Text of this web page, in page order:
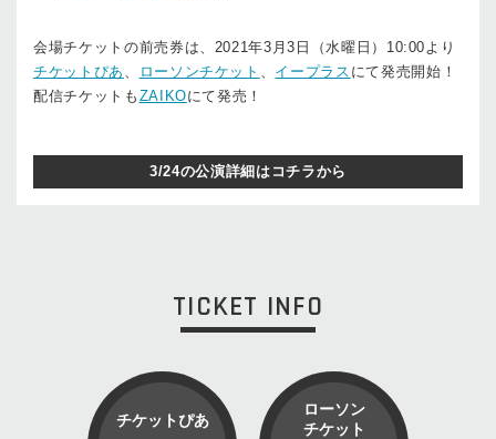
会場チケットの前売券は、2021年3月3日（水曜日）10:00より
チケットぴあ
ローソンチケット イープラス にて発売開始！
配信チケットも ZAIKOにて発売！
3/24の公演詳細はコチラから
TICKET INFO
チケットぴあ
ローソン
チケット